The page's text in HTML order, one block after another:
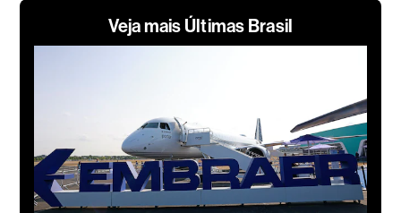
Veja mais Últimas Brasil